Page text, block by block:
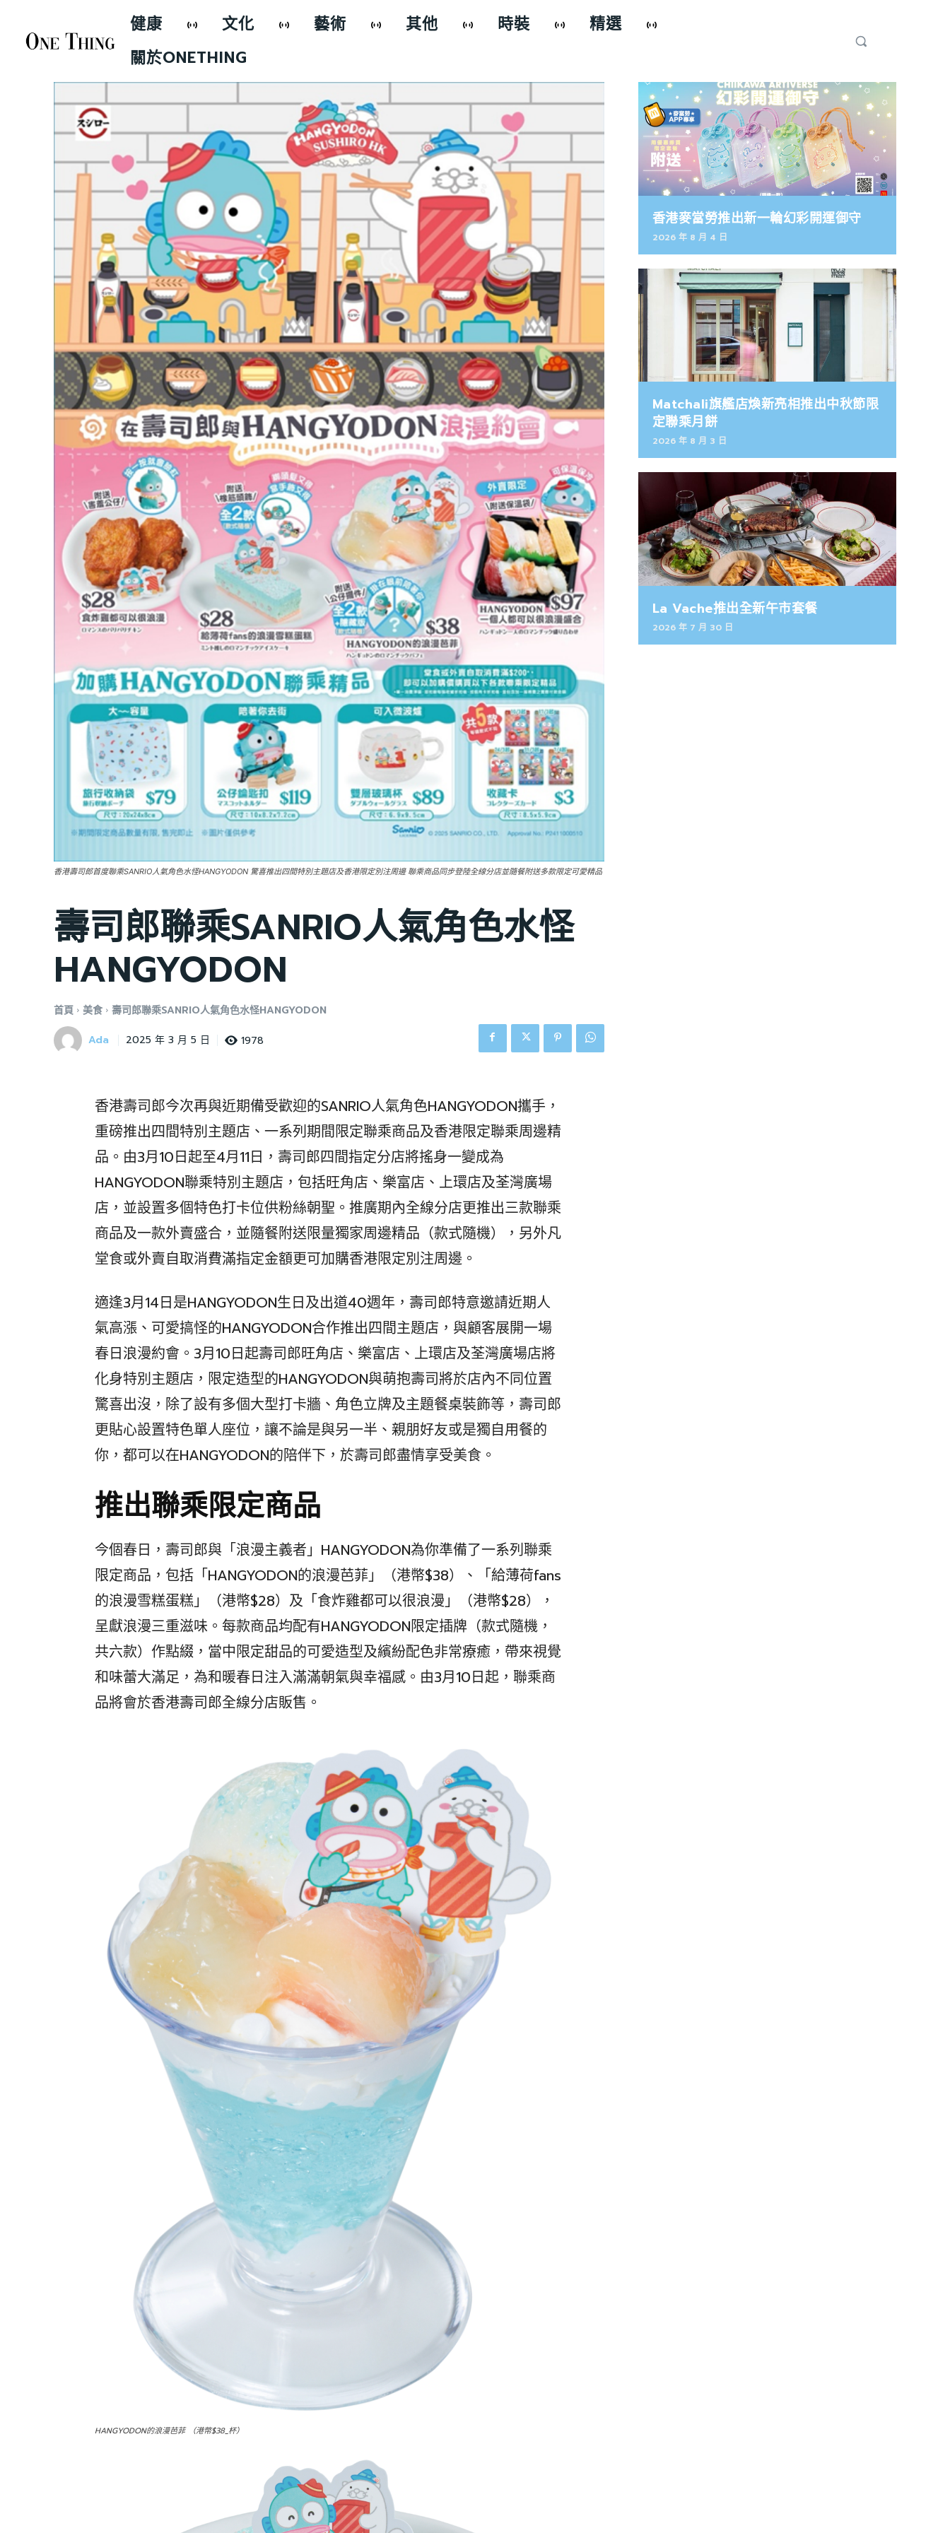
健康 文化 藝術 其他 時裝
精選
關於ONETHING
香港壽司郎首度聯乘SANRIO人氣角色水怪HANGYODON 驚喜推出四間特別主題店及香港限定別注周邊 聯乘商品同步登陸全線分店並隨餐附送多款限定可愛精品
壽司郎聯乘SANRIO人氣角色水怪
HANGYODON
首頁 美食 壽司郎聯乘SANRIO人氣角色水怪HANGYODON
Ada 2025 年 3 月 5 日 1978
香港壽司郎今次再與近期備受歡迎的SANRIO人氣角色HANGYODON攜手，
重磅推出四間特別主題店、一系列期間限定聯乘商品及香港限定聯乘周邊精
品。由3月10日起至4月11日，壽司郎四間指定分店將搖身一變成為
HANGYODON聯乘特別主題店，包括旺角店、樂富店、上環店及荃灣廣場
店，並設置多個特色打卡位供粉絲朝聖。推廣期內全線分店更推出三款聯乘
商品及一款外賣盛合，並隨餐附送限量獨家周邊精品（款式隨機），另外凡
堂食或外賣自取消費滿指定金額更可加購香港限定別注周邊。
適逢3月14日是HANGYODON生日及出道40週年，壽司郎特意邀請近期人
氣高漲、可愛搞怪的HANGYODON合作推出四間主題店，與顧客展開一場
春日浪漫約會。3月10日起壽司郎旺角店、樂富店、上環店及荃灣廣場店將
化身特別主題店，限定造型的HANGYODON與萌抱壽司將於店內不同位置
驚喜出沒，除了設有多個大型打卡牆、角色立牌及主題餐桌裝飾等，壽司郎
更貼心設置特色單人座位，讓不論是與另一半、親朋好友或是獨自用餐的
你，都可以在HANGYODON的陪伴下，於壽司郎盡情享受美食。
推出聯乘限定商品
今個春日，壽司郎與「浪漫主義者」HANGYODON為你準備了一系列聯乘
限定商品，包括「HANGYODON的浪漫芭菲」（港幣$38）、「給薄荷fans
的浪漫雪糕蛋糕」（港幣$28）及「食炸雞都可以很浪漫」（港幣$28），
呈獻浪漫三重滋味。每款商品均配有HANGYODON限定插牌（款式隨機，
共六款）作點綴，當中限定甜品的可愛造型及繽紛配色非常療癒，帶來視覺
和味蕾大滿足，為和暖春日注入滿滿朝氣與幸福感。由3月10日起，聯乘商
品將會於香港壽司郎全線分店販售。
HANGYODON的浪漫芭菲 （港幣$38_杯）
香港麥當勞推出新一輪幻彩開運御守
2026 年 8 月 4 日
Matchali旗艦店煥新亮相推出中秋節限
定聯乘月餅
2026 年 8 月 3 日
La Vache推出全新午市套餐
2026 年 7 月 30 日